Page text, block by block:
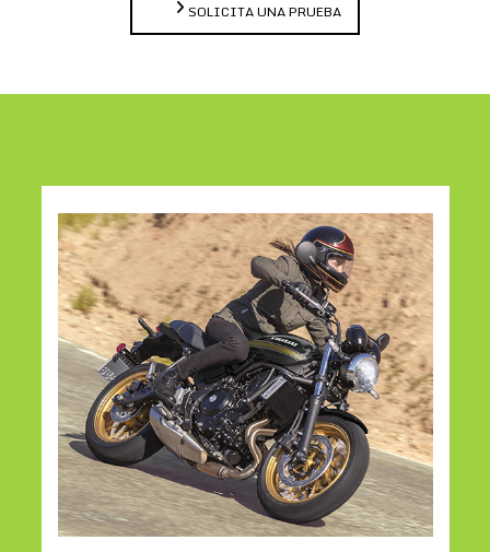
SOLICITA UNA PRUEBA